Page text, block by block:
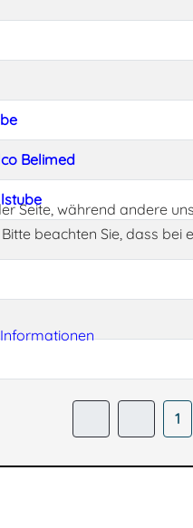
Belimed
1
Seite, während andere
beachten Sie, dass